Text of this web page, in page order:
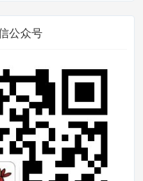
件，靠的是文件路
打开的是新的日
打开日志呢，简单
新打开。很多场景
务，于是有些程序
口，比如可以通过
方式都可以，前提
公众号